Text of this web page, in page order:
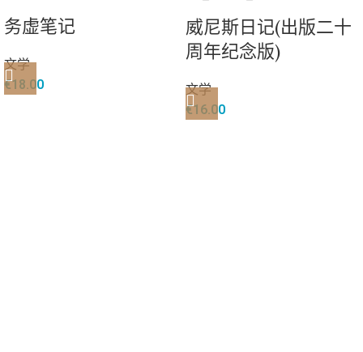
务虚笔记
文学
€18.00
威尼斯日记(出版二十
周年纪念版)
文学
€16.00